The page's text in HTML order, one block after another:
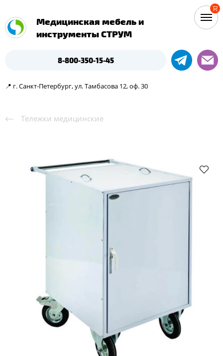
Медицинская мебель и
инструменты СТРУМ
8-800-350-15-45
📍 г. Санкт-Петербург, ул. Тамбасова 12, оф. 30
Тележки медицинские